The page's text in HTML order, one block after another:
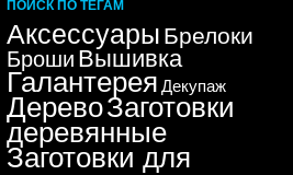
ПОИСК ПО ТЕГАМ
Аксессуары Брелоки
Броши Вышивка
Галантерея Декупаж
ДеревоЗаготовки
деревянные
Заготовки для